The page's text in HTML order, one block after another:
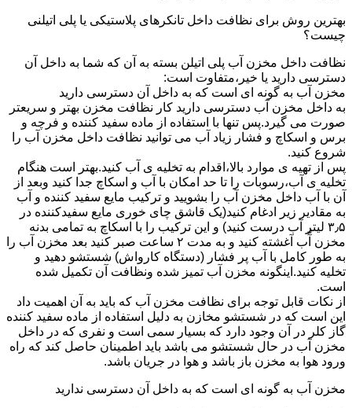
بهترین روش برای نظافت داخل تانکرهای پلاستیکی یا پلی اتیلنی
چیست؟
نظافت داخل مخزن آب پلی اتیلن بسته به آن که شما به داخل آن
دسترسی دارید یا خیر،متفاوت است:
مخزن آب به گونه ای است که به داخل آن دسترسی دارید
به داخل مخزن آب دسترسی دارید کار نظافت مخزن بهتر و سریعتر
صورت می گیرد.پس تنها با استفاده از ماده سفید کننده و فرچه و
برس و اسکاچ و فشار زیاد آب می توانید نظافت داخل مخزن آب را
شروع کنید.
پس از تهیه ی موارد بالا،اقدام به تخلیه ی آب کنید.بهتر است هنگام
تخلیه ی آب،رسوبات را تا حد امکان با آب و اسکاچ جدا کنید وبعد از
آن با آب داخل مخزن آب را بشویید و ترکیب مایع سفید کننده و آب
به مقادیر زیر ادغام کنید(یک قاشق چای خوری مایع سفیدکننده در
۳٫۵ لیتر آب درست کنید) و این ترکیب را با اسکاچ به تمامی بدنه
مخزن آّب آغشته کنید و به مدت ۲ ساعت صبر کنید بعد مخزن آب را
به طور کامل با آب پر فشار (دستگاه کارواش) شستشو دهید و
تخلیه کنید.اینگونه مخزن آب تمیز شده ونظافت آن تکمیل شده
است.
از نکات قابل توجه برای نظافت مخزن آب که باید به آن اهمیت داد
این است که در شستشو مخازن به دلیل استفاده از ماده سفید کننده
گاز کلر در آن وجود دارد که بسیار سمی است و نفری که در داخل
مخزن آب در حال شستشو می باشد باید اطمینان حاصل کند که راه
ورود هوا به مخزن باز باشد و هوا در جریان باشد.
مخزن آب به گونه ای است که به داخل آن دسترسی ندارید